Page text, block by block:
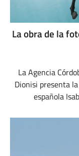
La obra de la
La Agencia
Dionisi presenta
española